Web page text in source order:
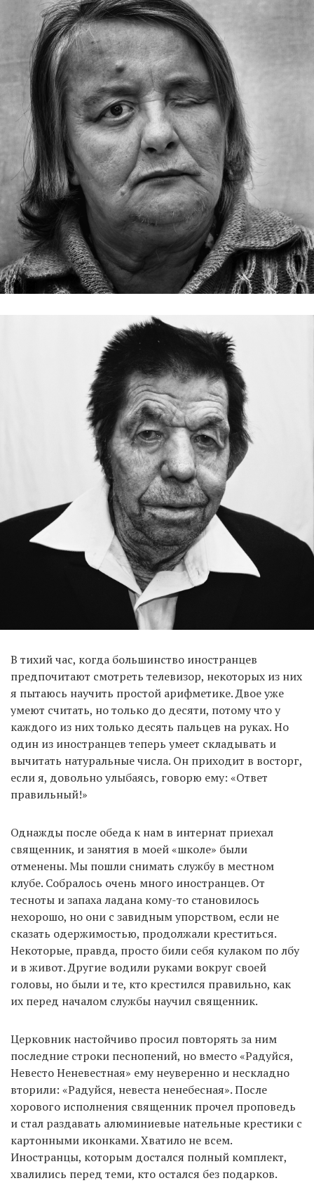
В тихий час, когда большинство иностранцев
предпочитают смотреть телевизор, некоторых из них
я пытаюсь научить простой арифметике. Двое уже
умеют считать, но только до десяти, потому что у
каждого из них только десять пальцев на руках. Но
один из иностранцев теперь умеет складывать и
вычитать натуральные числа. Он приходит в восторг,
если я, довольно улыбаясь, говорю ему: «Ответ
правильный!»
Однажды после обеда к нам в интернат приехал
священник, и занятия в моей «школе» были
отменены. Мы пошли снимать службу в местном
клубе. Собралось очень много иностранцев. От
тесноты и запаха ладана кому-то становилось
нехорошо, но они с завидным упорством, если не
сказать одержимостью, продолжали креститься.
Некоторые, правда, просто били себя кулаком по лбу
и в живот. Другие водили руками вокруг своей
головы, но были и те, кто крестился правильно, как
их перед началом службы научил священник.
Церковник настойчиво просил повторять за ним
последние строки песнопений, но вместо «Радуйся,
Невесто Неневестная» ему неуверенно и нескладно
вторили: «Радуйся, невеста ненебесная». После
хорового исполнения священник прочел проповедь
и стал раздавать алюминиевые нательные крестики с
картонными иконками. Хватило не всем.
Иностранцы, которым достался полный комплект,
хвалились перед теми, кто остался без подарков.